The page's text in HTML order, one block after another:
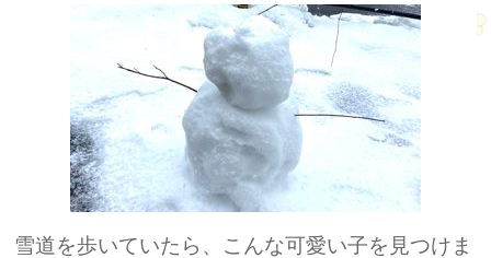
雪道を歩いていたら、こんな可愛い子を見つけま